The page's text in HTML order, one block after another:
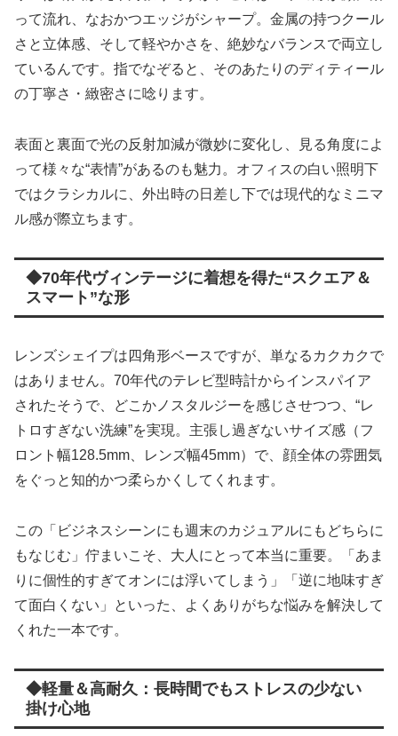
って流れ、なおかつエッジがシャープ。金属の持つクール
さと立体感、そして軽やかさを、絶妙なバランスで両立し
ているんです。指でなぞると、そのあたりのディティール
の丁寧さ・緻密さに唸ります。
表面と裏面で光の反射加減が微妙に変化し、見る角度によ
って様々な“表情”があるのも魅力。オフィスの白い照明下
ではクラシカルに、外出時の日差し下では現代的なミニマ
ル感が際立ちます。
◆70年代ヴィンテージに着想を得た“スクエア＆
スマート”な形
レンズシェイプは四角形ベースですが、単なるカクカクで
はありません。70年代のテレビ型時計からインスパイア
されたそうで、どこかノスタルジーを感じさせつつ、“レ
トロすぎない洗練”を実現。主張し過ぎないサイズ感（フ
ロント幅128.5mm、レンズ幅45mm）で、顔全体の雰囲気
をぐっと知的かつ柔らかくしてくれます。
この「ビジネスシーンにも週末のカジュアルにもどちらに
もなじむ」佇まいこそ、大人にとって本当に重要。「あま
りに個性的すぎてオンには浮いてしまう」「逆に地味すぎ
て面白くない」といった、よくありがちな悩みを解決して
くれた一本です。
◆軽量＆高耐久：長時間でもストレスの少ない
掛け心地